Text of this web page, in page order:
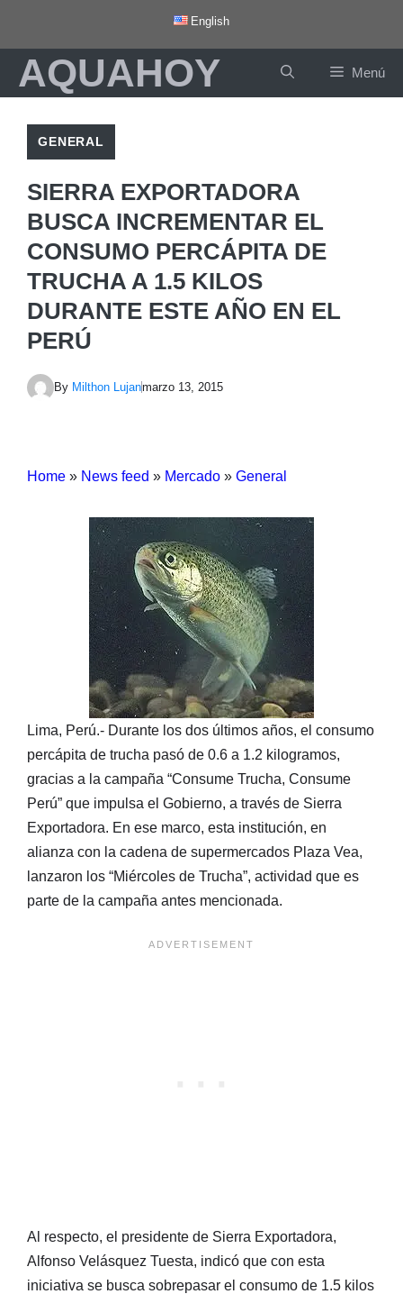
contenido
English
AQUAHOY Menú
GENERAL
SIERRA EXPORTADORA
BUSCA INCREMENTAR EL
CONSUMO PERCÁPITA DE
TRUCHA A 1.5 KILOS
DURANTE ESTE AÑO EN EL
PERÚ
By Milthon Lujanmarzo 13, 2015
Home » News feed » Mercado » General
Lima, Perú.- Durante los dos últimos años, el consumo
percápita de trucha pasó de 0.6 a 1.2 kilogramos,
gracias a la campaña “Consume Trucha, Consume
Perú” que impulsa el Gobierno, a través de Sierra
Exportadora. En ese marco, esta institución, en
alianza con la cadena de supermercados Plaza Vea,
lanzaron los “Miércoles de Trucha”, actividad que es
parte de la campaña antes mencionada.
Al respecto, el presidente de Sierra Exportadora,
Alfonso Velásquez Tuesta, indicó que con esta
iniciativa se busca sobrepasar el consumo de 1.5 kilos